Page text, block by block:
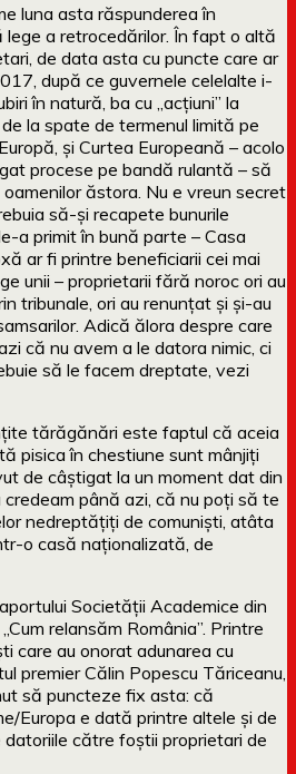
luna asta răspunderea în
lege a retrocedărilor. În fapt o altă
de data asta cu puncte care ar
după ce guvernele celelalte i-
în natură, ba cu „acțiuni” la
la spate de termenul limită pe
și Curtea Europeană – acolo
procese pe bandă rulantă – să
ăstora. Nu e vreun secret
să-și recapete bunurile
a primit în bună parte – Casa
ar fi printre beneficiarii cei mai
unii – proprietarii fără noroc ori au
tribunale, ori au renunțat și și-au
Adică ălora despre care
că nu avem a le datora nimic, ci
să le facem dreptate, vezi
tărăgănări este faptul că aceia
pisica în chestiune sunt mânjiți
de câștigat la un moment dat din
credeam până azi, că nu poți să te
nedreptățiți de comuniști, atâta
o casă naționalizată, de
Societății Academice din
relansăm România”. Printre
care au onorat adunarea cu
premier Călin Popescu Tăriceanu,
să puncteze fix asta: că
Europa e dată printre altele și de
către foștii proprietari de